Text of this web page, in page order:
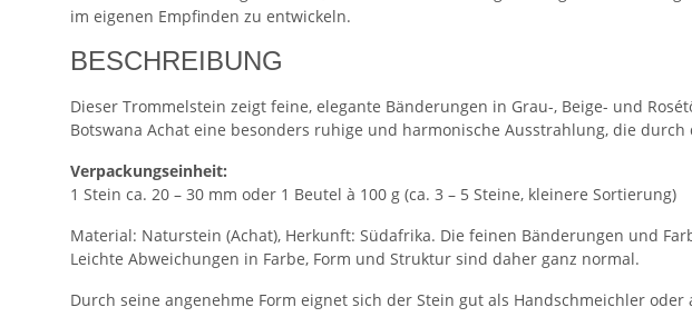
im eigenen Empfinden zu entwickeln.
BESCHREIBUNG
Dieser Trommelstein zeigt feine, elegante Bänderungen in Grau-, Beige- und
Botswana Achat eine besonders ruhige und harmonische Ausstrahlung, die
Verpackungseinheit:
1 Stein ca. 20 – 30 mm oder 1 Beutel à 100 g (ca. 3 – 5 Steine, kleinere Sortierung)
Material: Naturstein (Achat), Herkunft: Südafrika. Die feinen Bänderungen und
Leichte Abweichungen in Farbe, Form und Struktur sind daher ganz normal.
Durch seine angenehme Form eignet sich der Stein gut als Handschmeichler